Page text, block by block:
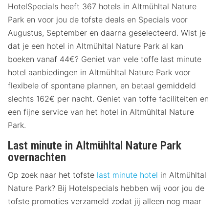
HotelSpecials heeft 367 hotels in Altmühltal Nature
Park en voor jou de tofste deals en Specials voor
Augustus, September en daarna geselecteerd. Wist je
dat je een hotel in Altmühltal Nature Park al kan
boeken vanaf 44€? Geniet van vele toffe last minute
hotel aanbiedingen in Altmühltal Nature Park voor
flexibele of spontane plannen, en betaal gemiddeld
slechts 162€ per nacht. Geniet van toffe faciliteiten en
een fijne service van het hotel in Altmühltal Nature
Park.
Last minute in Altmühltal Nature Park
overnachten
Op zoek naar het tofste last minute hotel in Altmühltal
Nature Park? Bij Hotelspecials hebben wij voor jou de
tofste promoties verzameld zodat jij alleen nog maar